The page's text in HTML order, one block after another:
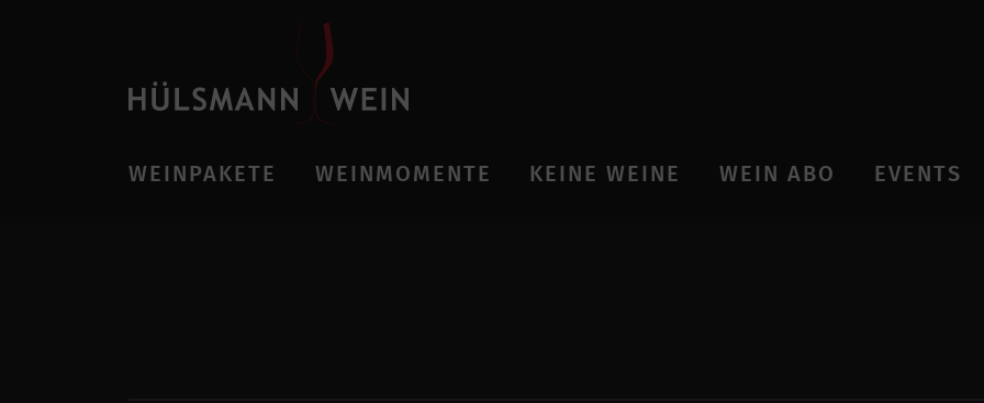
WEINPAKETE WEINMOMENTE KEINE WEINE WEIN ABO EVENTS